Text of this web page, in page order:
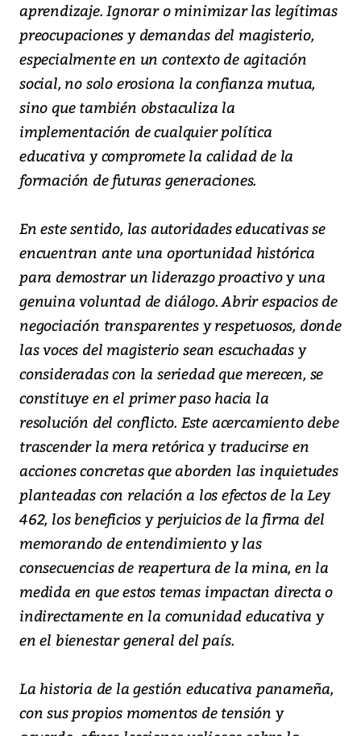
aprendizaje. Ignorar o minimizar las legítimas
preocupaciones y demandas del magisterio,
especialmente en un contexto de agitación
social, no solo erosiona la confianza mutua,
sino que también obstaculiza la
implementación de cualquier política
educativa y compromete la calidad de la
formación de futuras generaciones.
En este sentido, las autoridades educativas se
encuentran ante una oportunidad histórica
para demostrar un liderazgo proactivo y una
genuina voluntad de diálogo. Abrir espacios de
negociación transparentes y respetuosos, donde
las voces del magisterio sean escuchadas y
consideradas con la seriedad que merecen, se
constituye en el primer paso hacia la
resolución del conflicto. Este acercamiento debe
trascender la mera retórica y traducirse en
acciones concretas que aborden las inquietudes
planteadas con relación a los efectos de la Ley
462, los beneficios y perjuicios de la firma del
memorando de entendimiento y las
consecuencias de reapertura de la mina, en la
medida en que estos temas impactan directa o
indirectamente en la comunidad educativa y
en el bienestar general del país.
La historia de la gestión educativa panameña,
con sus propios momentos de tensión y